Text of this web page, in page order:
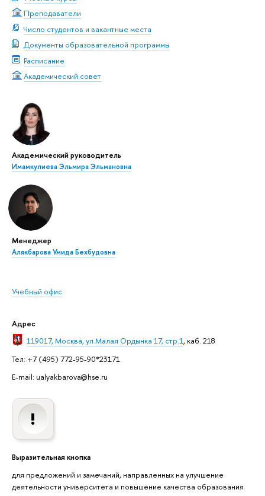
Преподаватели
Число студентов и вакантные места
Документы образовательной программы
Расписание
Академический совет
Академический руководитель
Имамкулиева Эльмира Эльмановна
Менеджер
Алякбарова Умида Бехбудовна
Учебный офис
Адрес
119017, Москва, ул.Малая Ордынка 17, стр.1, каб. 218
Тел: +7 (495) 772-95-90*23171
E-mail: ualyakbarova@hse.ru
Выразительная кнопка
для предложений и замечаний, направленных на улучшение
деятельности университета и повышение качества образования